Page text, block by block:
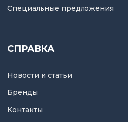
Специальные предложения
СПРАВКА
Новости и статьи
Бренды
Контакты